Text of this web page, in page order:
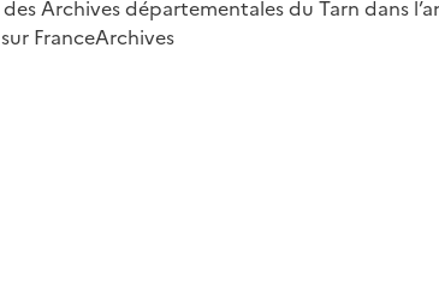
des Archives départementales du Tarn dans
sur FranceArchives